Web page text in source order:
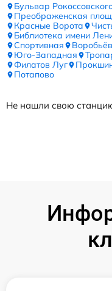
Бульвар
Преображенская
Красные Ворота
Библиотека имени
Спортивная
Юго-Западная
Филатов Луг
Потапово
Не нашли свою